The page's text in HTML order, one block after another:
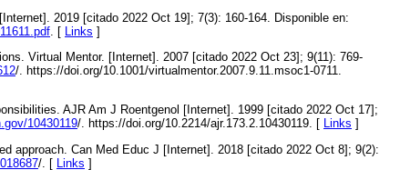
2019 [citado 2022 Oct 19]; 7(3): 160-164. Disponible en:
. [ Links ]
Virtual Mentor. [Internet]. 2007 [citado 2022 Oct 23]; 9(11): 769-
/. https://doi.org/10.1001/virtualmentor.2007.9.11.msoc1-0711.
AJR Am J Roentgenol [Internet]. 1999 [citado 2022 Oct 17];
10430119/. https://doi.org/10.2214/ajr.173.2.10430119. [ Links ]
approach. Can Med Educ J [Internet]. 2018 [citado 2022 Oct 8]; 9(2):
/. [ Links ]